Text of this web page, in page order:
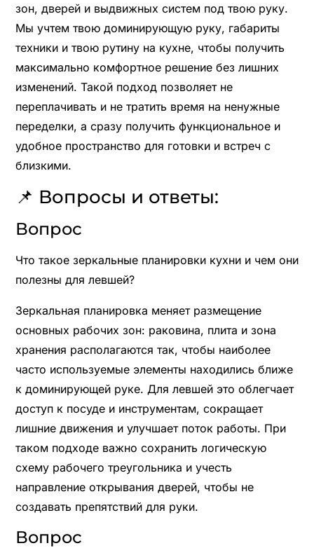
зон, дверей и выдвижных систем под твою руку.
Мы учтем твою доминирующую руку, габариты
техники и твою рутину на кухне, чтобы получить
максимально комфортное решение без лишних
изменений. Такой подход позволяет не
переплачивать и не тратить время на ненужные
переделки, а сразу получить функциональное и
удобное пространство для готовки и встреч с
близкими.
📌 Вопросы и ответы:
Вопрос
Что такое зеркальные планировки кухни и чем они
полезны для левшей?
Зеркальная планировка меняет размещение
основных рабочих зон: раковина, плита и зона
хранения располагаются так, чтобы наиболее
часто используемые элементы находились ближе
к доминирующей руке. Для левшей это облегчает
доступ к посуде и инструментам, сокращает
лишние движения и улучшает поток работы. При
таком подходе важно сохранить логическую
схему рабочего треугольника и учесть
направление открывания дверей, чтобы не
создавать препятствий для руки.
Вопрос